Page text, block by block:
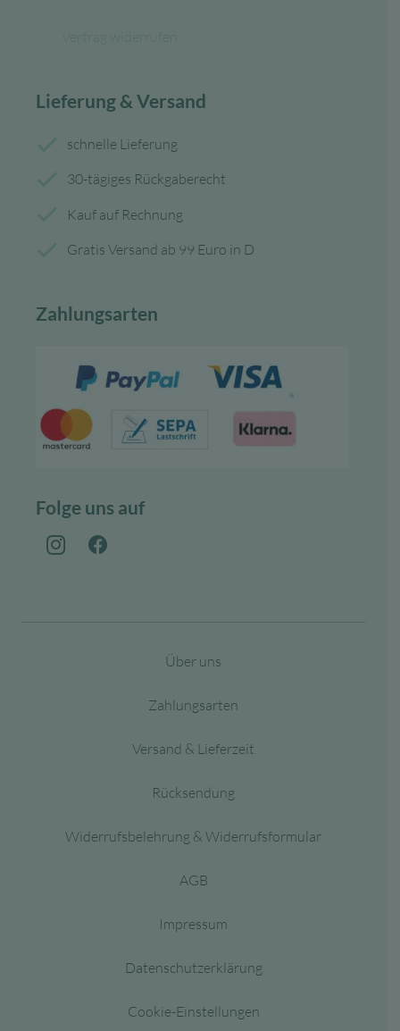
Lieferung & Versand
schnelle Lieferung
30-tägiges Rückgaberecht
Kauf auf Rechnung
Gratis Versand ab 99 Euro in D
Zahlungsarten
Folge uns auf
Über uns
Zahlungsarten
Versand & Lieferzeit
Rücksendung
Widerrufsbelehrung & Widerrufsformular
AGB
Impressum
Datenschutzerklärung
Cookie-Einstellungen